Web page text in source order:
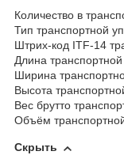
Количество в
Тип транспортной
Штрих-код ITF-14
Длина
Ширина
Высота
Вес брутто
Объём
Скрыть